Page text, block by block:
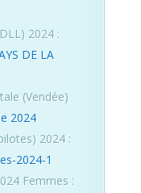
2024 :
DE LA
(Vendée)
2024
2024 :
2024-1
Femmes :